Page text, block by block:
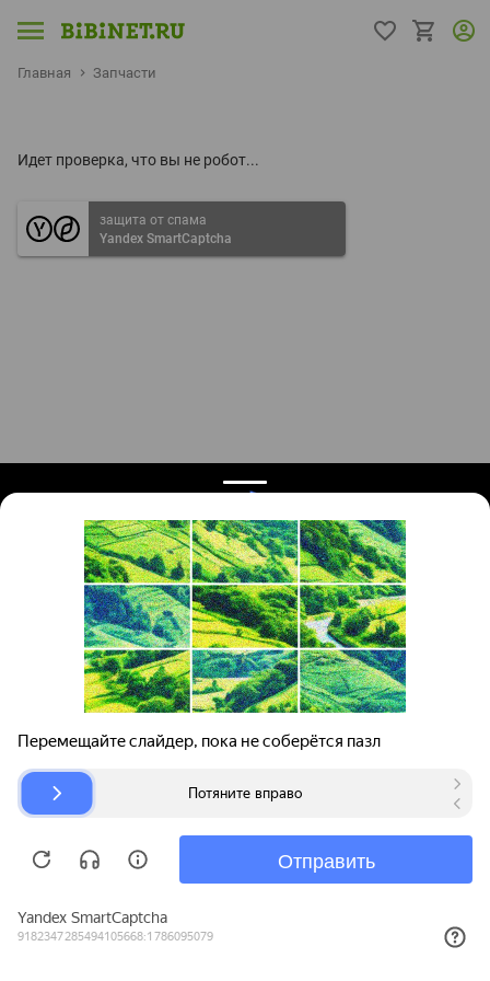
Главная Запчасти
Идет проверка, что вы не робот...
защита от спама
Yandex SmartCaptcha
Поиск запчастей
Для автокомпаний
Авторазборки
О проекте
Помощь
Карта сайта
© bibinet.ru - система поиска запчастей,
Copyright 2010-2026 Все права защищены